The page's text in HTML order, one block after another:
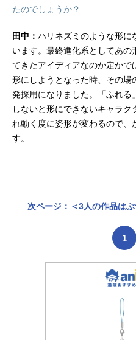
たのでしょうか？
田中： ハリネズミのような形に
います。最終進化系としてあの
てきたアイディアなのか定かで
形にしようとなった時、その
発採用になりました。「ふれる
しないと形にできないキャラ
れ動く度に姿形が変わるので、
す。
次ページ：＜3人の作品は
1